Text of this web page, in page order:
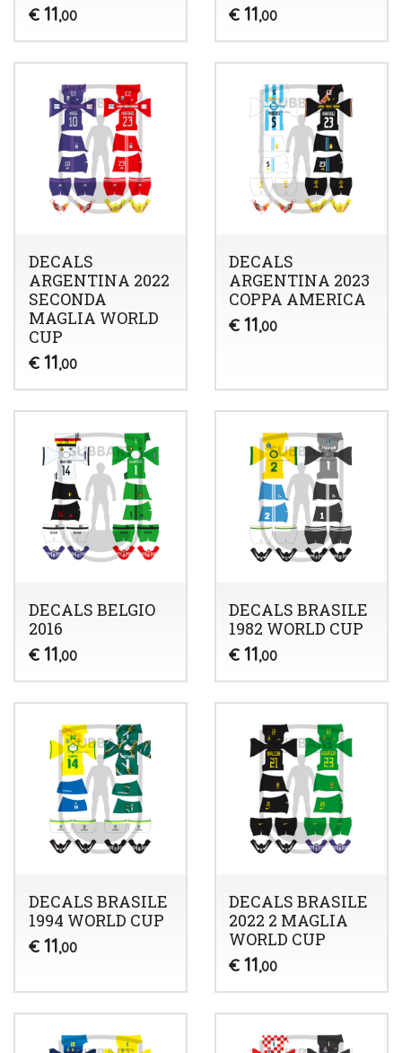
€ 11,00 € 11,00
DECALS
ARGENTINA 2022
SECONDA
MAGLIA WORLD
CUP
€ 11,00
DECALS
ARGENTINA 2023
COPPA AMERICA
€ 11,00
DECALS BELGIO
2016
€ 11,00
DECALS BRASILE
1982 WORLD CUP
€ 11,00
DECALS BRASILE
1994 WORLD CUP
€ 11,00
DECALS BRASILE
2022 2 MAGLIA
WORLD CUP
€ 11,00